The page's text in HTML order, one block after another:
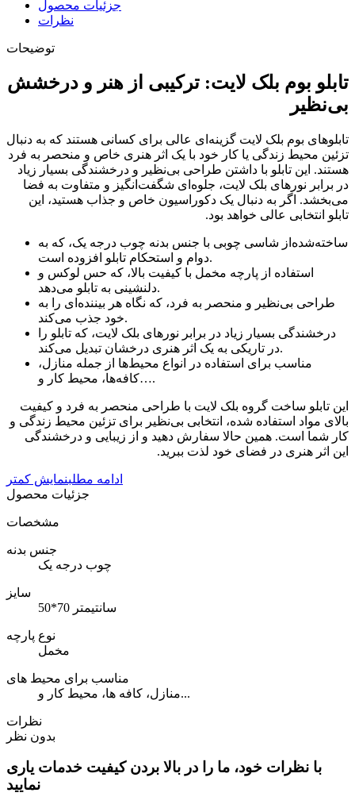
جزئیات محصول
نظرات
توضیحات
تابلو بوم بلک لایت: ترکیبی از هنر و درخشش
بی‌نظیر
تابلوهای بوم بلک لایت گزینه‌ای عالی برای کسانی هستند که به دنبال
تزئین محیط زندگی یا کار خود با یک اثر هنری خاص و منحصر به فرد
هستند. این تابلو با داشتن طراحی بی‌نظیر و درخشندگی بسیار زیاد
در برابر نورهای بلک لایت، جلوه‌ای شگفت‌انگیز و متفاوت به فضا
می‌بخشد. اگر به دنبال یک دکوراسیون خاص و جذاب هستید، این
تابلو انتخابی عالی خواهد بود.
ساخته‌شده‌از شاسی چوبی با جنس بدنه چوب درجه یک، که به
دوام و استحکام تابلو افزوده است.
استفاده از پارچه مخمل با کیفیت بالا، که حس لوکس و
دلنشینی به تابلو می‌دهد.
طراحی بی‌نظیر و منحصر به فرد، که نگاه هر بیننده‌ای را به
خود جذب می‌کند.
درخشندگی بسیار زیاد در برابر نورهای بلک لایت، که تابلو را
در تاریکی به یک اثر هنری درخشان تبدیل می‌کند.
مناسب برای استفاده در انواع محیط‌ها از جمله منازل،
کافه‌ها، محیط کار و….
این تابلو ساخت گروه بلک لایت با طراحی منحصر به فرد و کیفیت
بالای مواد استفاده شده، انتخابی بی‌نظیر برای تزئین محیط زندگی و
کار شما است. همین حالا سفارش دهید و از زیبایی و درخشندگی
این اثر هنری در فضای خود لذت ببرید.
ادامه مطلبنمایش کمتر
جزئیات محصول
مشخصات
جنس بدنه
چوب درجه یک
سایز
50*70 سانتیمتر
نوع پارچه
مخمل
مناسب برای محیط های
منازل، کافه ها، محیط کار و...
نظرات
بدون نظر
با نظرات خود، ما را در بالا بردن کیفیت خدمات یاری
نمایید